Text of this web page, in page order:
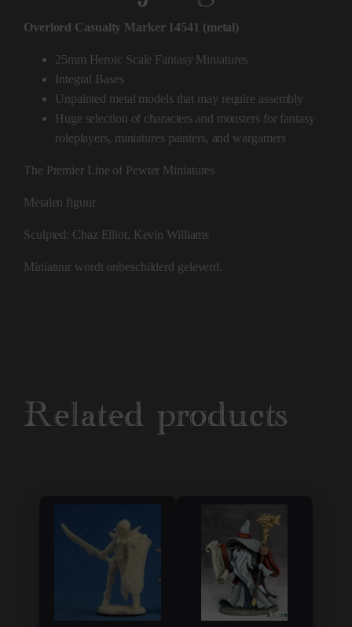
Overlord Casualty Marker 14541 (metal)
25mm Heroic Scale Fantasy Miniatures
Integral Bases
Unpainted metal models that may require assembly
Huge selection of characters and monsters for fantasy
roleplayers, miniatures painters, and wargamers
The Premier Line of Pewter Miniatures
Metalen figuur
Sculpted: Chaz Elliot, Kevin Williams
Miniatuur wordt onbeschilderd geleverd.
Related products